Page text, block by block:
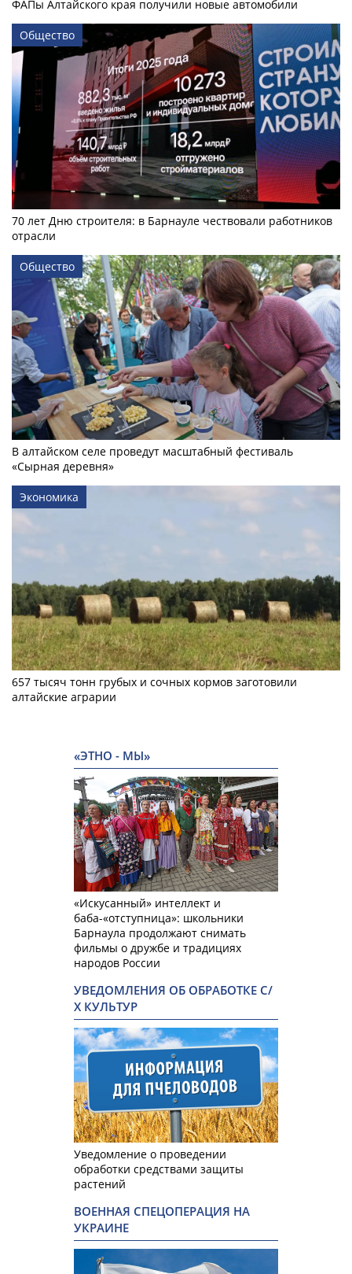
ФАПы Алтайского края получили новые автомобили
Общество
70 лет Дню строителя: в Барнауле чествовали работников
отрасли
Общество
В алтайском селе проведут масштабный фестиваль
«Сырная деревня»
Экономика
657 тысяч тонн грубых и сочных кормов заготовили
алтайские аграрии
«ЭТНО - МЫ»
«Искусанный» интеллект и
баба-«отступница»: школьники
Барнаула продолжают снимать
фильмы о дружбе и традициях
народов России
УВЕДОМЛЕНИЯ ОБ ОБРАБОТКЕ С/
Х КУЛЬТУР
Уведомление о проведении
обработки средствами защиты
растений
ВОЕННАЯ СПЕЦОПЕРАЦИЯ НА
УКРАИНЕ